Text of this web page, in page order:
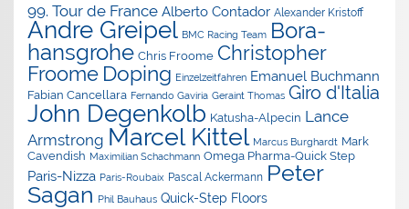
99. Tour de France Alberto Contador Alexander Kristoff
Andre Greipel BMC Racing Team Bora-
hansgrohe Chris Froome Christopher
Froome Doping Einzelzeitfahren Emanuel Buchmann
Fabian Cancellara Fernando Gaviria Geraint Thomas Giro d'Italia
John Degenkolb Katusha-Alpecin Lance
Armstrong Marcel Kittel Marcus Burghardt Mark
Cavendish Maximilian Schachmann Omega Pharma-Quick Step
Paris-Nizza Paris-Roubaix Pascal Ackermann Peter
Sagan Phil Bauhaus Quick-Step Floors